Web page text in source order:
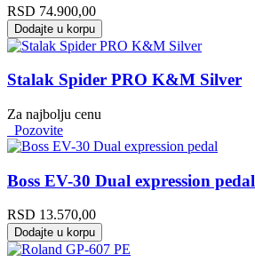
RSD 74.900,00
Dodajte u korpu
Stalak Spider PRO K&M Silver
Za najbolju cenu
Pozovite
Boss EV-30 Dual expression pedal
RSD 13.570,00
Dodajte u korpu